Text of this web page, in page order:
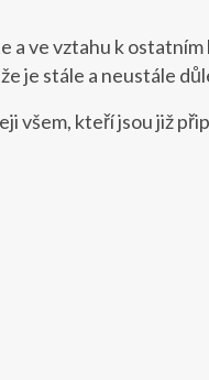
ve vztahu k
je stále a neustále
všem, kteří jsou již